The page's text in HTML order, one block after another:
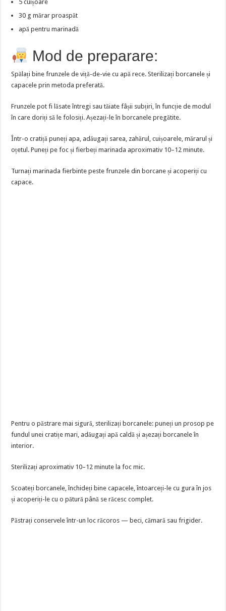
5 cuișoare
30 g mărar proaspăt
apă pentru marinadă
Mod de preparare:
Spălați bine frunzele de viță-de-vie cu apă rece. Sterilizați borcanele și
capacele prin metoda preferată.
Frunzele pot fi lăsate întregi sau tăiate fâșii subțiri, în funcție de modul
în care doriți să le folosiți. Așezați-le în borcanele pregătite.
Într-o cratiță puneți apa, adăugați sarea, zahărul, cuișoarele, mărarul și
oțetul. Puneți pe foc și fierbeți marinada aproximativ 10–12 minute.
Turnați marinada fierbinte peste frunzele din borcane și acoperiți cu
capace.
Pentru o păstrare mai sigură, sterilizați borcanele: puneți un prosop pe
fundul unei cratițe mari, adăugați apă caldă și așezați borcanele în
interior.
Sterilizați aproximativ 10–12 minute la foc mic.
Scoateți borcanele, închideți bine capacele, întoarceți-le cu gura în jos
și acoperiți-le cu o pătură până se răcesc complet.
Păstrați conservele într-un loc răcoros — beci, cămară sau frigider.